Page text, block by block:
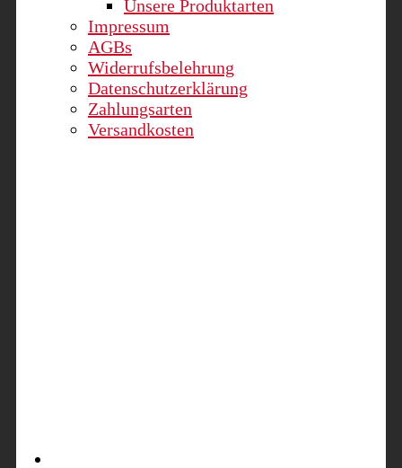
Unsere Produktarten
Impressum
AGBs
Widerrufsbelehrung
Datenschutzerklärung
Zahlungsarten
Versandkosten